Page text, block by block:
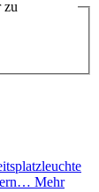
zu
Mehr